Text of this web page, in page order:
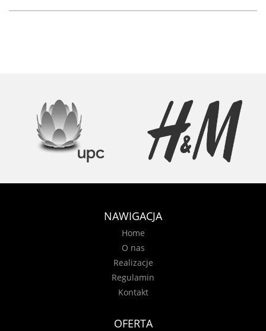
NAWIGACJA
Home
O nas
Realizacje
Regulamin
Kontakt
OFERTA